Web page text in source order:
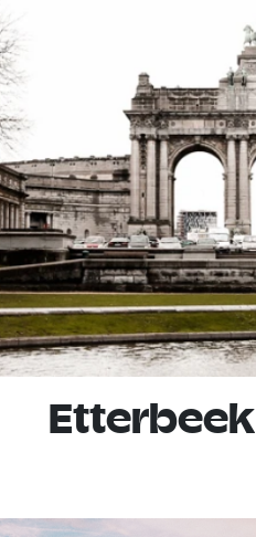
Etterbeek